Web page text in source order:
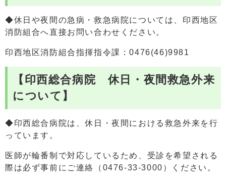
◆休日や夜間の急病・救急病院については、印西地区
消防組合へ直接お問い合わせください。​
印西地区消防組合指揮指令課：0476(46)9981
【印西総合病院 休日・夜間救急外来
について】
◆印西総合病院は、休日・夜間における救急外来を行
っています。
医師が輪番制で対応しているため、受診を希望される
際は必ず事前にご連絡（0476-33-3000）ください。